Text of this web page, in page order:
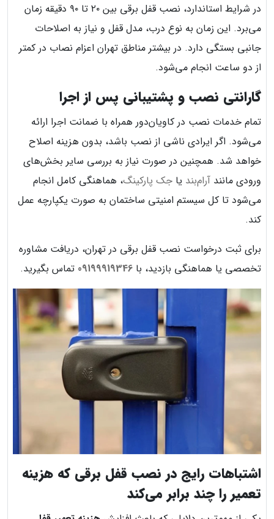
در شرایط استاندارد، نصب قفل برقی بین ۲۰ تا ۹۰ دقیقه زمان
می‌برد. این زمان به نوع درب، مدل قفل و نیاز به اصلاحات
جانبی بستگی دارد. در بیشتر مناطق تهران اعزام نصاب در کمتر
از دو ساعت انجام می‌شود.
گارانتی نصب و پشتیبانی پس از اجرا
تمام خدمات نصب در کاویان‌دور همراه با ضمانت اجرا ارائه
می‌شود. اگر ایرادی ناشی از نصب باشد، بدون هزینه اصلاح
خواهد شد. همچنین در صورت نیاز به بررسی سایر بخش‌های
ورودی مانند آرام‌بند یا جک پارکینگ، هماهنگی کامل انجام
می‌شود تا کل سیستم امنیتی ساختمان به صورت یکپارچه عمل
کند.
برای ثبت درخواست نصب قفل برقی در تهران، دریافت مشاوره
تخصصی یا هماهنگی بازدید، با 09199919346 تماس بگیرید.
اشتباهات رایج در نصب قفل برقی که هزینه
تعمیر را چند برابر می‌کند